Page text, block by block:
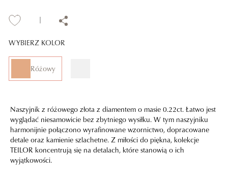
WYBIERZ KOLOR
Różowy
Naszyjnik z różowego złota z diamentem o masie 0.22ct. Łatwo jest
wyglądać niesamowicie bez zbytniego wysiłku. W tym naszyjniku
harmonijnie połączono wyrafinowane wzornictwo, dopracowane
detale oraz kamienie szlachetne. Z miłości do piękna, kolekcje
TEILOR koncentrują się na detalach, które stanowią o ich
wyjątkowości.